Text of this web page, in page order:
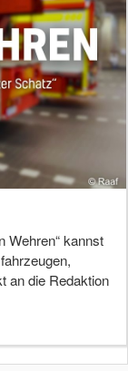
Wehren“ kannst
an die Redaktion